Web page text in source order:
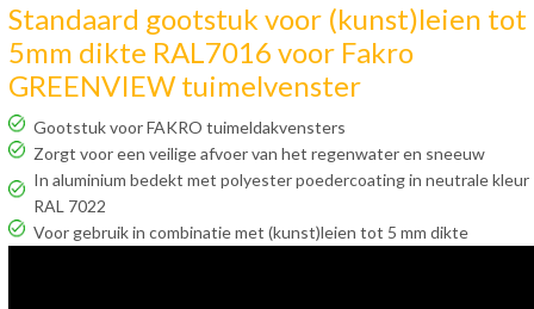
Standaard gootstuk voor (kunst)leien tot
5mm dikte RAL7016 voor Fakro
GREENVIEW tuimelvenster
Gootstuk voor FAKRO tuimeldakvensters
Zorgt voor een veilige afvoer van het regenwater en sneeuw
In aluminium bedekt met polyester poedercoating in neutrale kleur
RAL 7022
Voor gebruik in combinatie met (kunst)leien tot 5 mm dikte